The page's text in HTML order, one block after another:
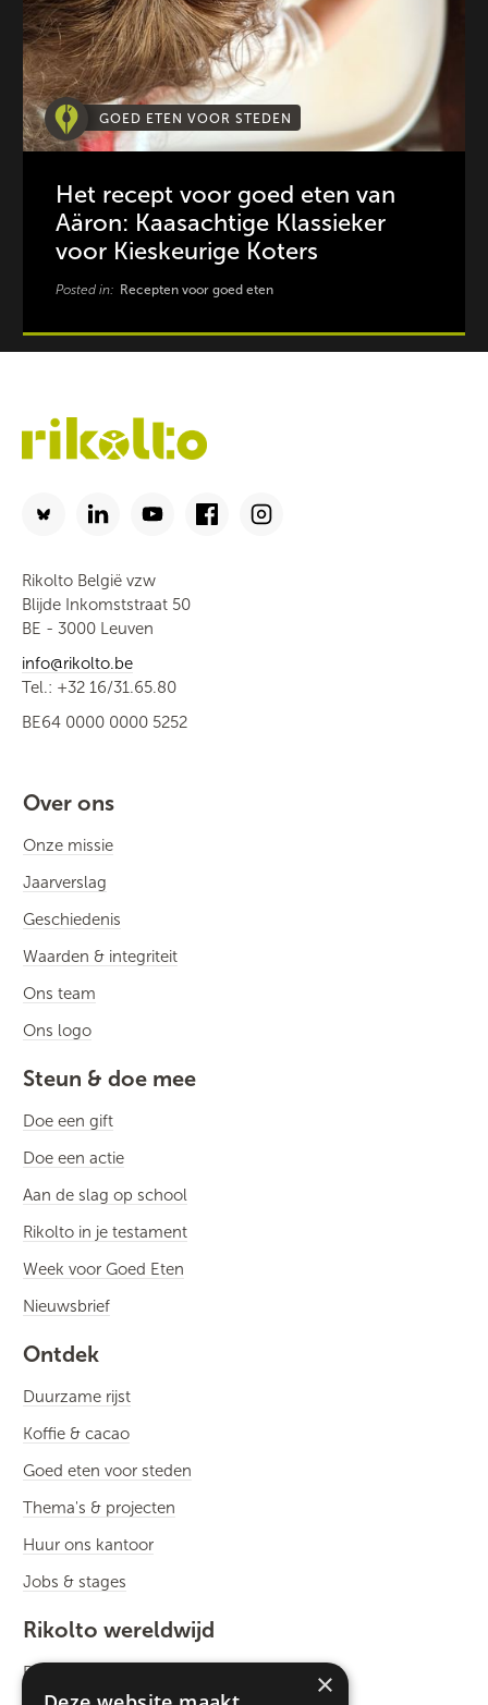
GOED ETEN VOOR STEDEN
Het recept voor goed eten van
Aäron: Kaasachtige Klassieker
voor Kieskeurige Koters
Posted in: Recepten voor goed eten
Rikolto België vzw
Blijde Inkomststraat 50
BE - 3000 Leuven
info@rikolto.be
Tel.: +32 16/31.65.80
BE64 0000 0000 5252
Over ons
Onze missie
Jaarverslag
Geschiedenis
Waarden & integriteit
Ons team
Ons logo
Steun & doe mee
Doe een gift
Doe een actie
Aan de slag op school
Rikolto in je testament
Week voor Goed Eten
Nieuwsbrief
Ontdek
Duurzame rijst
Koffie & cacao
Goed eten voor steden
Thema's & projecten
Huur ons kantoor
Jobs & stages
Rikolto wereldwijd
Rikolto International ×